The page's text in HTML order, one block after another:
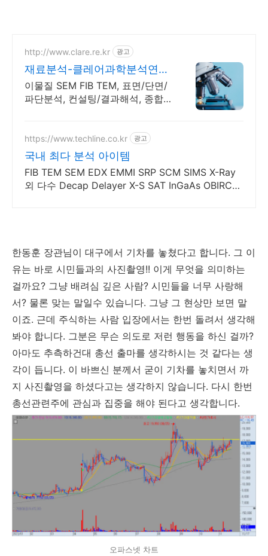
http://www.clare.re.kr 광고
재료분석-클레어과학분석연구
소
이물질 SEM FIB TEM, 표면/단면/
파단분석, 컨설팅/결과해석, 종합
https://www.techline.co.kr 광고
국내 최다 분석 아이템
FIB TEM SEM EDX EMMI SRP SCM SIMS X-Ray
외 다수 Decap Delayer X-S SAT InGaAs OBIRCH
한동훈 장관님이 대구에서 기차를 놓쳤다고 합니다. 그 이
유는 바로 시민들과의 사진촬영!! 이게 무엇을 의미하는
걸까요? 그냥 배려심 깊은 사람? 시민들을 너무 사랑해
서? 물론 맞는 말일수 있습니다. 그냥 그 현상만 보면 말
이죠. 근데 주식하는 사람 입장에서는 한번 돌려서 생각해
봐야 합니다. 그분은 무슨 의도로 저런 행동을 하신 걸까?
아마도 추측하건대 총선 출마를 생각하시는 것 같다는 생
각이 듭니다. 이 바쁘신 분께서 굳이 기차를 놓치면서 까
지 사진촬영을 하셨다고는 생각하지 않습니다. 다시 한번
총선관련주에 관심과 집중을 해야 된다고 생각합니다.
오파스넷 차트